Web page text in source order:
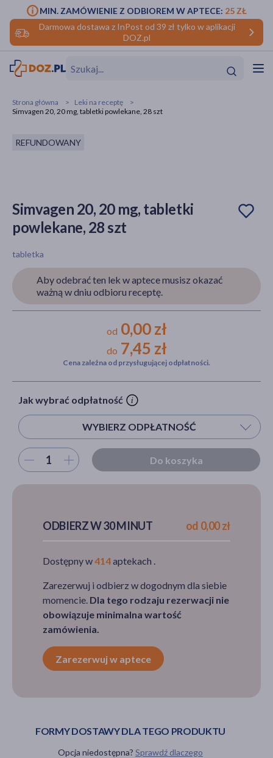
Darmowa dostawa z InPost od 39 zł tylko w aplikacji
DOZ.pl
MIN. ZAMÓWIENIE Z ODBIOREM W APTECE: 25 ZŁ
Hit
makijażu
Hit
Strona główna
Leki na receptę
Simvagen 20, 20 mg, tabletki powlekane, 28 szt
REFUNDOWANY
Simvagen 20, 20 mg, tabletki
powlekane, 28 szt
tabletka
Aby odebrać ten lek w aptece musisz okazać
ważną w dniu odbioru receptę.
od 0,00 zł
do 7,45 zł
Cena zależna od przysługującej odpłatności.
Jak wybrać odpłatność
WYBIERZ ODPŁATNOŚĆ
Wybierz ilość Do koszyka
ODBIERZ W 30 MINUT od 0,00 zł
Dostępny w414aptekach .
Zarezerwuj i odbierz w dogodnym dla siebie
momencie. Dla tego rodzaju rezerwacji nie
obowiązuje minimalna wartość
zamówienia.
Zarezerwuj w aptece
FORMY DOSTAWY DLA TEGO PRODUKTU
Opcja niedostępna? Sprawdź dlaczego